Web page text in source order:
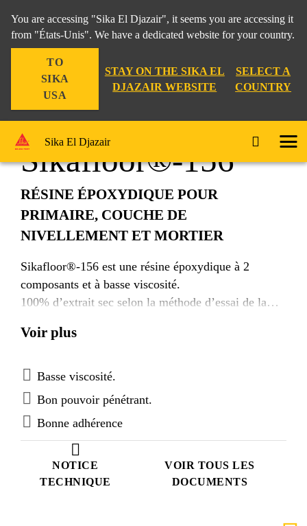
You are accessing "Sika El Djazair", it seems you are accessing it
from "États-Unis". We have a dedicated website for your country.
TO
SIKA
USA
STAY ON THE SIKA EL
DJAZAIR WEBSITE
SELECT A
COUNTRY
Sika El Djazair
Construction ... Sikafloor®-156
NOTICE
TECHNIQUE
VOIR TOUS LES
DOCUMENTS
Sikafloor®-156
RÉSINE ÉPOXYDIQUE POUR
PRIMAIRE, COUCHE DE
NIVELLEMENT ET MORTIER
Sikafloor®-156 est une résine époxydique à 2
composants et à basse viscosité.
100% d’extrait sec selon la méthode d’essai de la
les produits chimiques de la construction) "
Voir plus
Basse viscosité.
Bon pouvoir pénétrant.
Bonne adhérence